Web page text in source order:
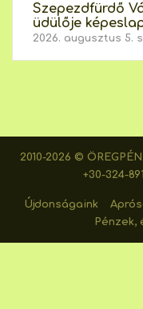
Szepezdfürdő
üdülője
2026. augusztus 5.
2010-2026 ©
+30-324-
Újdonságaink
Pénzek,